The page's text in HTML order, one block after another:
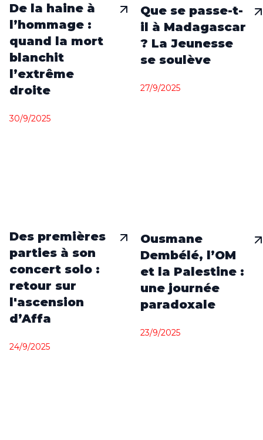
De la haine à
l’hommage :
quand la mort
blanchit
l’extrême
droite
30/9/2025
Que se passe-t-
il à Madagascar
? La Jeunesse
se soulève
27/9/2025
Des premières
parties à son
concert solo :
retour sur
l'ascension
d’Affa
24/9/2025
Ousmane
Dembélé, l’OM
et la Palestine :
une journée
paradoxale
23/9/2025